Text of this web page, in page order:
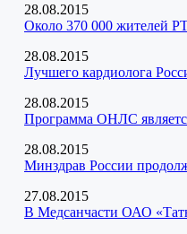
28.08.2015
Около 370 000 жителей
28.08.2015
Лучшего кардиолога
28.08.2015
Программа ОНЛС
28.08.2015
Минздрав России
27.08.2015
В Медсанчасти ОАО